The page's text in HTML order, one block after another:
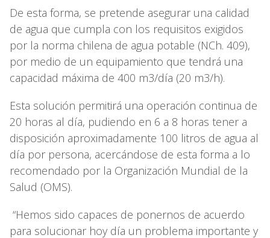
De esta forma, se pretende asegurar una calidad
de agua que cumpla con los requisitos exigidos
por la norma chilena de agua potable (NCh. 409),
por medio de un equipamiento que tendrá una
capacidad máxima de 400 m3/día (20 m3/h).
Esta solución permitirá una operación continua de
20 horas al día, pudiendo en 6 a 8 horas tener a
disposición aproximadamente 100 litros de agua al
día por persona, acercándose de esta forma a lo
recomendado por la Organización Mundial de la
Salud (OMS).
“Hemos sido capaces de ponernos de acuerdo
para solucionar hoy día un problema importante y